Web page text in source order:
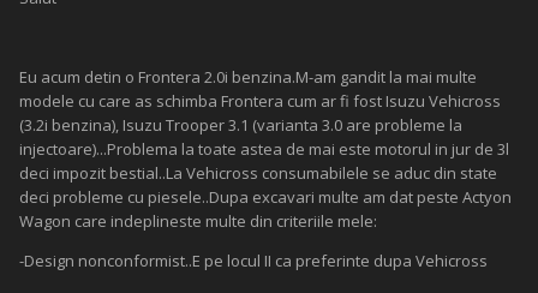
Eu acum detin o Frontera 2.0i benzina.M-am gandit la mai multe
modele cu care as schimba Frontera cum ar fi fost Isuzu Vehicross
(3.2i benzina), Isuzu Trooper 3.1 (varianta 3.0 are probleme la
injectoare)...Problema la toate astea de mai este motorul in jur de 3l
deci impozit bestial..La Vehicross consumabilele se aduc din state
deci probleme cu piesele..Dupa excavari multe am dat peste Actyon
Wagon care indeplineste multe din criteriile mele:
-Design nonconformist..E pe locul II ca preferinte dupa Vehicross